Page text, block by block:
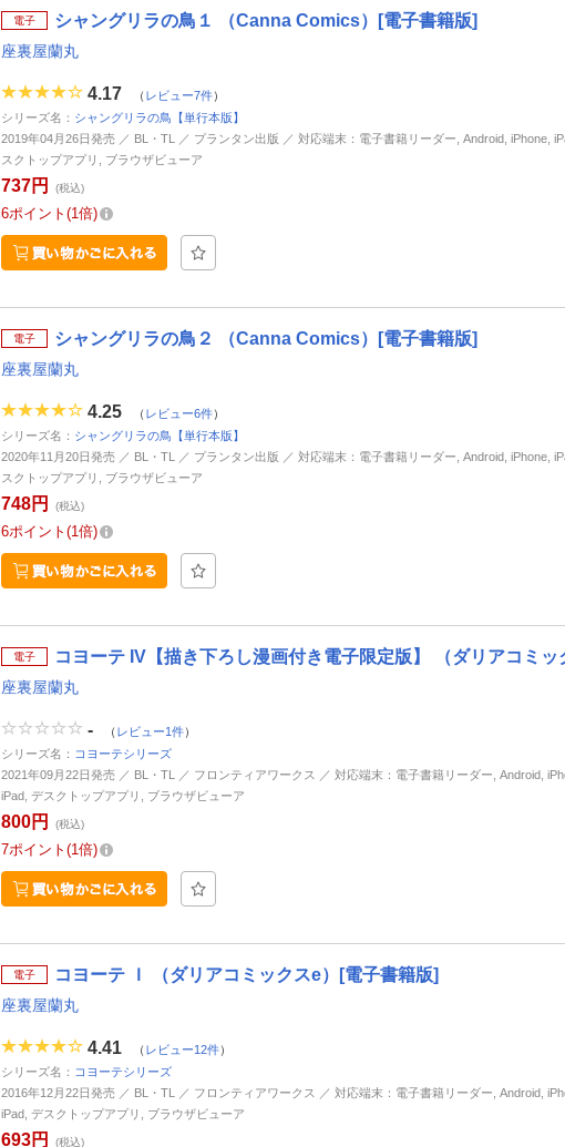
電子 シャングリラの鳥１ （Canna Comics）[電子書籍版]
座裏屋蘭丸
4.17 （ レビュー7件）
シリーズ名： シャングリラの鳥【単行本版】
2019年04月26日発売 ／ BL・TL ／ プランタン出版 ／ 対応端末：電子書籍リーダー, Android, iPhone,
スクトップアプリ, ブラウザビューア
737円 (税込)
6ポイント 1倍
電子 シャングリラの鳥２ （Canna Comics）[電子書籍版]
座裏屋蘭丸
4.25 （ レビュー6件）
シリーズ名： シャングリラの鳥【単行本版】
2020年11月20日発売 ／ BL・TL ／ プランタン出版 ／ 対応端末：電子書籍リーダー, Android, iPhone,
スクトップアプリ, ブラウザビューア
748円 (税込)
6ポイント 1倍
電子 コヨーテ IV【描き下ろし漫画付き電子限定版】 （ダリアコミ
座裏屋蘭丸
- （ レビュー1件）
シリーズ名： コヨーテシリーズ
2021年09月22日発売 ／ BL・TL ／ フロンティアワークス ／ 対応端末：電子書籍リーダー, Android,
iPad, デスクトップアプリ, ブラウザビューア
800円 (税込)
7ポイント 1倍
電子 コヨーテ Ｉ （ダリアコミックスe）[電子書籍版]
座裏屋蘭丸
4.41 （ レビュー12件）
シリーズ名： コヨーテシリーズ
2016年12月22日発売 ／ BL・TL ／ フロンティアワークス ／ 対応端末：電子書籍リーダー, Android,
iPad, デスクトップアプリ, ブラウザビューア
693円 (税込)